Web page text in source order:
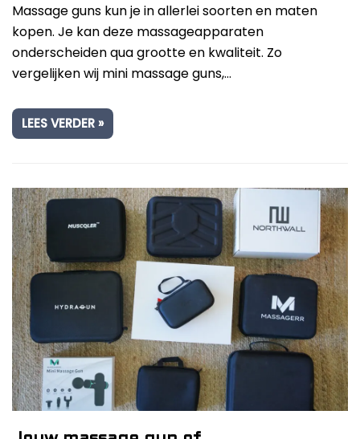
Massage guns kun je in allerlei soorten en maten
kopen. Je kan deze massageapparaten
onderscheiden qua grootte en kwaliteit. Zo
vergelijken wij mini massage guns,…
LEES VERDER »